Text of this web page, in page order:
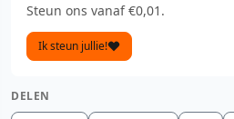
Steun ons vanaf €0,01.
Ik steun jullie!
DELEN